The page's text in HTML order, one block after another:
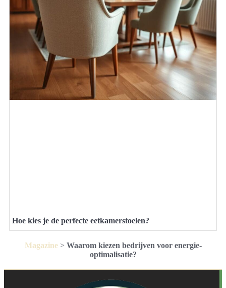
Hoe kies je de perfecte eetkamerstoelen?
Magazine> Waarom kiezen bedrijven voor energie-
optimalisatie?